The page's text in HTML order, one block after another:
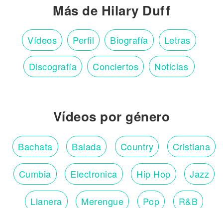
Más de Hilary Duff
Vídeos Perfil Biografía Letras
Discografía Conciertos Noticias
Vídeos por género
Bachata Balada Country Cristiana
Cumbia Electronica Hip Hop Jazz
Llanera Merengue Pop R&B